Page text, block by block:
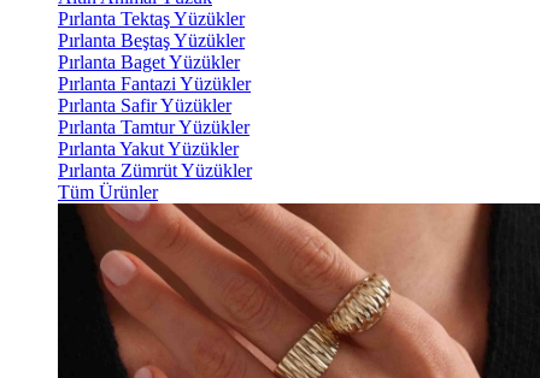
Pırlanta Tektaş Yüzükler
Pırlanta Beştaş Yüzükler
Pırlanta Baget Yüzükler
Pırlanta Fantazi Yüzükler
Pırlanta Safir Yüzükler
Pırlanta Tamtur Yüzükler
Pırlanta Yakut Yüzükler
Pırlanta Zümrüt Yüzükler
Tüm Ürünler